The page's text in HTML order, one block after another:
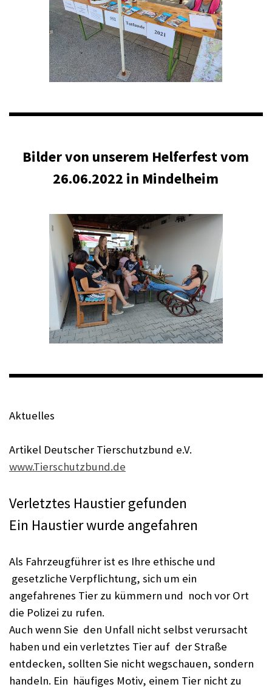
Bilder von unserem Helferfest vom
26.06.2022 in Mindelheim
Aktuelles
Artikel Deutscher Tierschutzbund e.V.
www.Tierschutzbund.de
Verletztes Haustier gefunden
Ein Haustier wurde angefahren
Als Fahrzeugführer ist es Ihre ethische und
gesetzliche Verpflichtung, sich um ein
angefahrenes Tier zu kümmern und noch vor Ort
die Polizei zu rufen.
Auch wenn Sie den Unfall nicht selbst verursacht
haben und ein verletztes Tier auf der Straße
entdecken, sollten Sie nicht wegschauen, sondern
handeln. Ein häufiges Motiv, einem Tier nicht zu